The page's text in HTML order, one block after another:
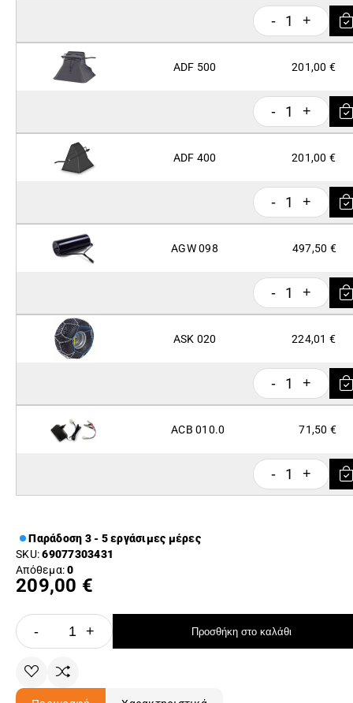
- 1 +
ADF 500 201,00 €
- 1 +
ADF 400 201,00 €
- 1 +
AGW 098 497,50 €
- 1 +
ASK 020 224,01 €
- 1 +
ACB 010.0 71,50 €
- 1 +
Παράδοση 3 - 5 εργάσιμες μέρες
SKU:69077303431
Απόθεμα:0
209,00 €
- + Προσθήκη στο καλάθι